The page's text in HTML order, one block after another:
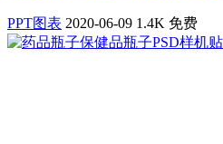
PPT图表 2020-06-09 1.4K 免费